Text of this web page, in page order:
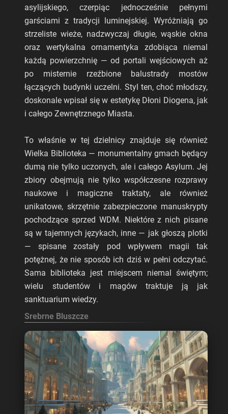
asylijskiego, czerpiąc jednocześnie pełnymi
garściami z tradycji luminejskiej. Wyróżniają go
strzeliste wieże, nadzwyczaj długie, wąskie okna
oraz wertykalna ornamentyka zdobiąca niemal
każdą powierzchnię — od portali wejściowych aż
po misternie rzeźbione balustrady mostów
łączących budynki uczelni. Styl ten, choć młodszy,
doskonale wpisał się w estetykę Dłoni Diogena, jak
i całego Zewnętrznego Miasta.
To właśnie w tej dzielnicy znajduje się również
Wielka Biblioteka — monumentalny gmach będący
dumą nie tylko uczonych, ale i całego Asylum. Jej
zbiory obejmują nie tylko współczesne rozprawy
naukowe i magiczne traktaty, ale również
unikatowe, skrzętnie zabezpieczone manuskrypty
pochodzące sprzed WDM. Niektóre z nich pisane
są w tajemnych językach, inne — jak głoszą plotki
— spisane zostały pod wpływem magii tak
potężnej, że nie sposób ich dziś w pełni odczytać.
Sama biblioteka jest miejscem niemal świętym;
wielu studentów i magów traktuje ją jak
sanktuarium wiedzy.
Srebrne Bluszcze